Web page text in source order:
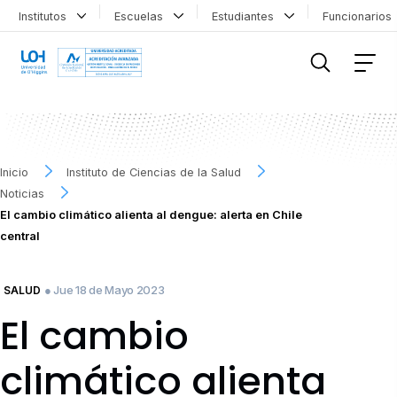
Institutos Escuelas Estudiantes
Inicio
Instituto de Ciencias de la Salud
Noticias
El cambio climático alienta al dengue: alerta en Chile
central
SALUD ● Jue 18 de Mayo 2023
El cambio
climático alienta